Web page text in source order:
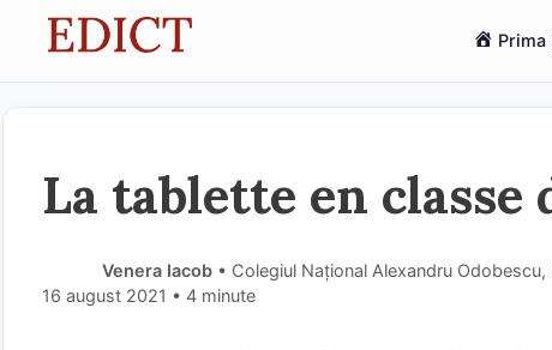
Prima
La tablette en classe
Venera Iacob • Colegiul Național Alexandru
16 august 2021 • 4 minute